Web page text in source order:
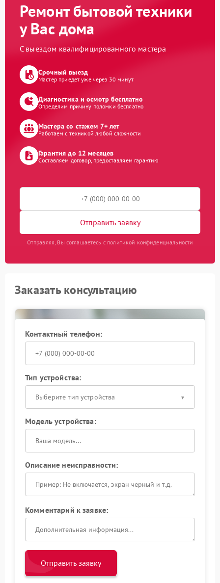
Ремонт бытовой техники
у Вас дома
С выездом квалифицированного мастера
Срочный выезд
Мастер приедет уже через 30 минут
Диагностика и осмотр бесплатно
Определим причину поломки бесплатно
Мастера со стажем 7+ лет
Работаем с техникой любой сложности
Гарантия до 12 месяцев
Составляем договор, предоставляем гарантию
Отправить заявку
Отправляя, Вы соглашаетесь с политикой конфиденциальности
Заказать консультацию
Контактный телефон:
Тип устройства:
Выберите тип устройства
Модель устройства:
Описание неисправности:
Комментарий к заявке:
Отправить заявку